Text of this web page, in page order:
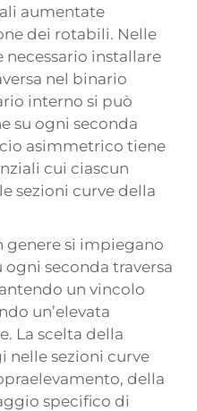
aumentate
dei rotabili. Nelle
installare
nel binario
interno si può
su ogni seconda
asimmetrico tiene
cui ciascun
sezioni curve della
genere si impiegano
seconda traversa
un vincolo
un’elevata
La scelta della
nelle sezioni curve
della
specifico di